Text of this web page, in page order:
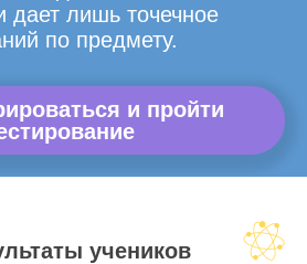
дает лишь точечное
по предмету.
и пройти
учеников